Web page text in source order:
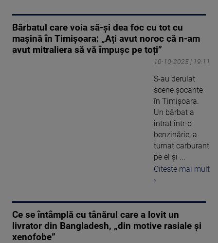
Bărbatul care voia să-și dea foc cu tot cu
mașină în Timișoara: „Ați avut noroc că n-am
avut mitraliera să vă împușc pe toți”
10-10-2025 | 19:11
S-au derulat
scene șocante
în Timișoara.
Un bărbat a
intrat într-o
benzinărie, a
turnat carburant
pe el şi ...
Citeste mai mult
›
Ce se întâmplă cu tânărul care a lovit un
livrator din Bangladesh, „din motive rasiale şi
xenofobe”